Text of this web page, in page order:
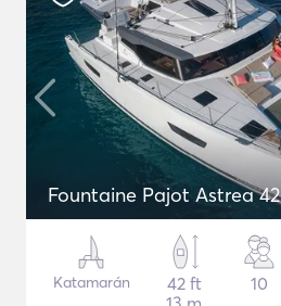
Fountaine Pajot Astrea 42
Katamarán
42 ft
10